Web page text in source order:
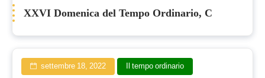
XXVI Domenica del Tempo Ordinario, C
settembre 18, 2022 Il tempo ordinario